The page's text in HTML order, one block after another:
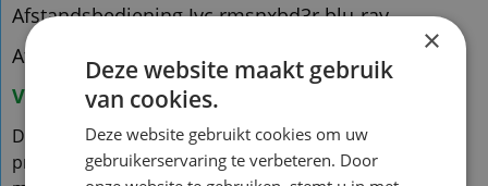
Afstandsbediening Jvc rmsnxbd3r blu-ray
Afstandsbediening Jvc NX-BD3 ca-nxbd3
Voorraad nieuw vervangend: 1
De vervangende is een kopie van de originele met
precies dezelfde functies
×
Deze website maakt gebruik
van cookies.
Deze website gebruikt cookies om uw
gebruikerservaring te verbeteren. Door